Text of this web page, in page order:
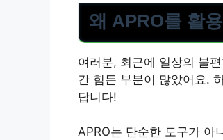
왜 APRO를 활
여러분, 최근에 일상의 불
간 힘든 부분이 많았어요.
답니다!
APRO는 단순한 도구가 아